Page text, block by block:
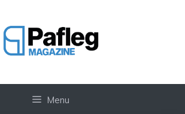
Menu